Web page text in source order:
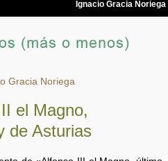
Gracia Noriega
el Magno,
de Asturias